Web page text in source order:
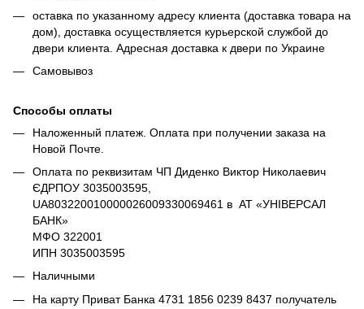
оставка по указанному адресу клиента (доставка товара на
дом), доставка осуществляется курьерской службой до
двери клиента. Адресная доставка к двери по Украине
Самовывоз
Способы оплаты
Наложенный платеж. Оплата при получении заказа на
Новой Почте.
Оплата по реквизитам ЧП Диденко Виктор Николаевич
ЄДРПОУ 3035003595,
UA803220010000026009330069461 в АТ «УНІВЕРСАЛ
БАНК»
МФО 322001
ИПН 3035003595
Наличными
На карту Приват Банка 4731 1856 0239 8437 получатель